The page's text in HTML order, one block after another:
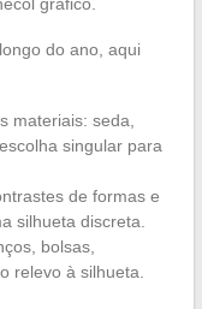
do ano, aqui
materiais: seda,
singular para
de formas e
silhueta discreta.
bolsas,
relevo à silhueta.